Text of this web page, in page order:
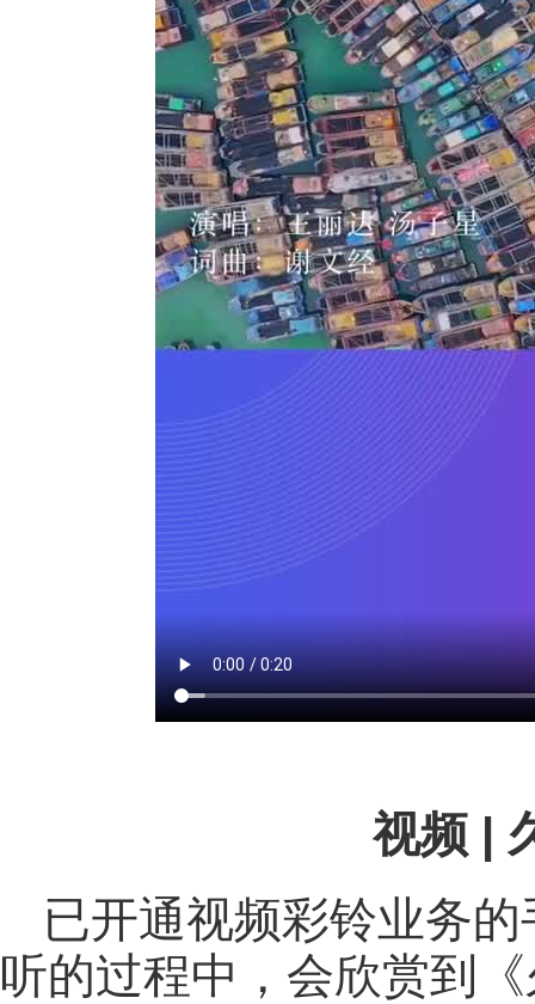
视频 |
已开通视频彩铃业务
听的过程中，会欣赏到